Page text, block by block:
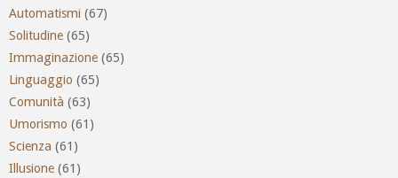
Automatismi (67)
Solitudine (65)
Immaginazione (65)
Linguaggio (65)
Comunità (63)
Umorismo (61)
Scienza (61)
Illusione (61)